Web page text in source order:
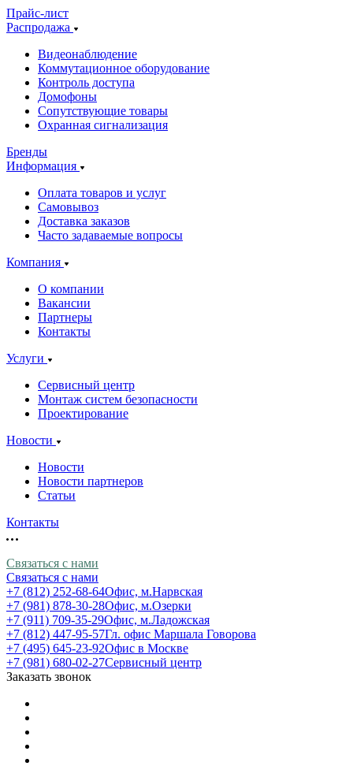
Прайс-лист
Распродажа
Видеонаблюдение
Коммутационное оборудование
Контроль доступа
Домофоны
Сопутствующие товары
Охранная сигнализация
Бренды
Информация
Оплата товаров и услуг
Самовывоз
Доставка заказов
Часто задаваемые вопросы
Компания
О компании
Вакансии
Партнеры
Контакты
Услуги
Сервисный центр
Монтаж систем безопасности
Проектирование
Новости
Новости
Новости партнеров
Статьи
Контакты
Связаться с нами
Связаться с нами
+7 (812) 252-68-64Офис, м.Нарвская
+7 (981) 878-30-28Офис, м.Озерки
+7 (911) 709-35-29Офис, м.Ладожская
+7 (812) 447-95-57Гл. офис Маршала Говорова
+7 (495) 645-23-92Офис в Москве
+7 (981) 680-02-27Сервисный центр
Заказать звонок